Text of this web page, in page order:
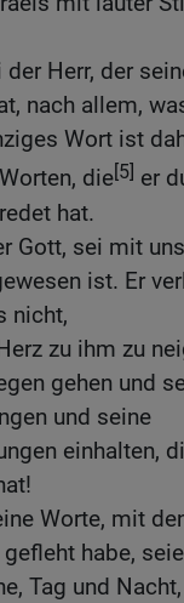
der Herr, der
nach allem,
Wort ist
die[5] er
hat.
Gott, sei mit
ist. Er
nicht,
zu ihm zu
gehen und
und seine
einhalten,
Worte, mit
habe,
Tag und